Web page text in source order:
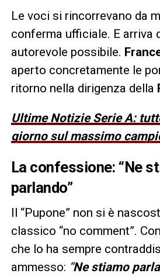
Le voci si rincorrevano da
conferma ufficiale. E arriva
autorevole possibile.
aperto concretamente le
ritorno nella dirigenza della
Ultime Notizie Serie A:
giorno sul massimo
La confessione: “Ne
parlando”
Il “Pupone” non si è
classico “no comment”.
che lo ha sempre
ammesso: “Ne stiamo